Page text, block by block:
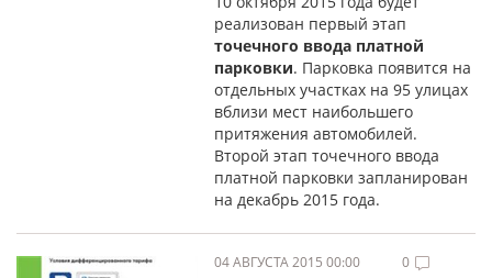
реализован первый этап
точечного ввода платной
парковки. Парковка появится на
отдельных участках на 95 улицах
вблизи мест наибольшего
притяжения автомобилей.
Второй этап точечного ввода
платной парковки запланирован
на декабрь 2015 года.
04 АВГУСТА 2015 00:00 0